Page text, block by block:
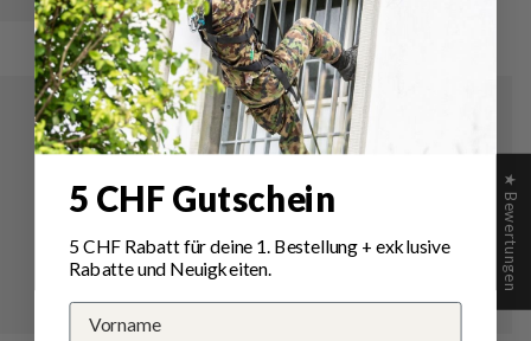
★ Bewertungen
5 CHF Gutschein
5 CHF Rabatt für deine 1. Bestellung+ exklusive
Rabatte und Neuigkeiten.